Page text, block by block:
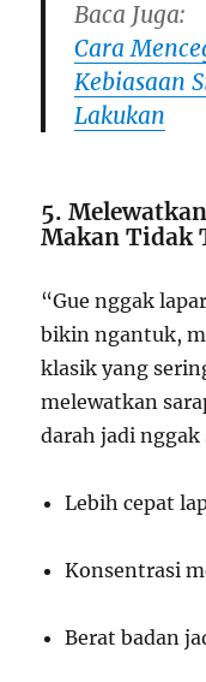
Baca Juga:
Cara
Kebiasaan
Lakukan
5.
Makan Tidak
“Gue nggak
bikin ngantuk,
klasik yang
melewatkan
darah jadi
Lebih cepat
Konsentrasi
Berat badan